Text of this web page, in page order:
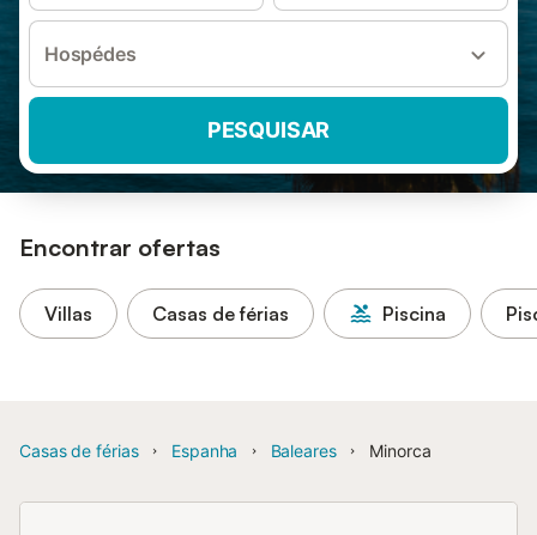
Hospédes
PESQUISAR
Encontrar ofertas
Villas Casas de férias Piscina
Casas de férias Espanha Baleares Minorca